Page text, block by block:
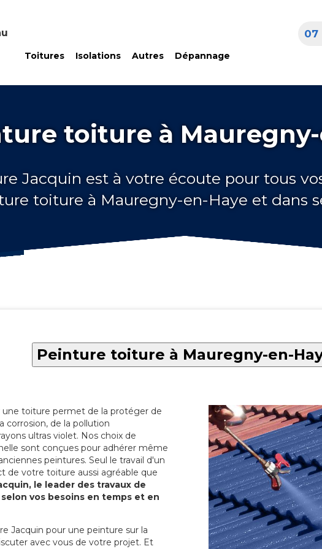
Toitures Isolations Autres Dépannage
07
toiture à
Jacquin est à votre écoute pour tous
toiture à Mauregny-en-Haye et dans
Peinture toiture à Mauregny-en-
une toiture permet de la protéger de
corrosion, de la pollution
ultras violet. Nos choix de
sont conçues pour adhérer même
peintures. Seul le travail d'un
de votre toiture aussi agréable que
le leader des travaux de
vos besoins en temps et en
Jacquin pour une peinture sur la
avec vous de votre projet. Et